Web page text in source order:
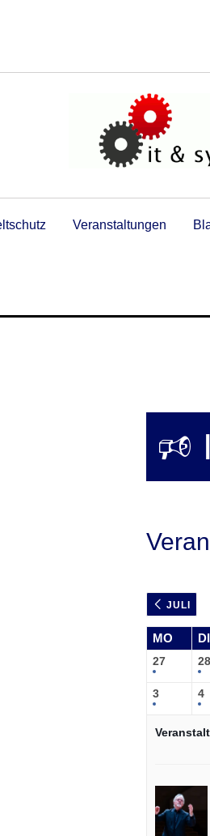
Veranstaltungen
🕫
JULI
MO DI
27 28
3 4